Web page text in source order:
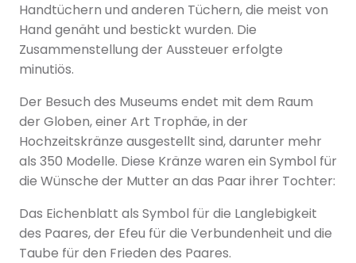
Handtüchern und anderen Tüchern, die meist von
Hand genäht und bestickt wurden. Die
Zusammenstellung der Aussteuer erfolgte
minutiös.
Der Besuch des Museums endet mit dem Raum
der Globen, einer Art Trophäe, in der
Hochzeitskränze ausgestellt sind, darunter mehr
als 350 Modelle. Diese Kränze waren ein Symbol für
die Wünsche der Mutter an das Paar ihrer Tochter:
Das Eichenblatt als Symbol für die Langlebigkeit
des Paares, der Efeu für die Verbundenheit und die
Taube für den Frieden des Paares.